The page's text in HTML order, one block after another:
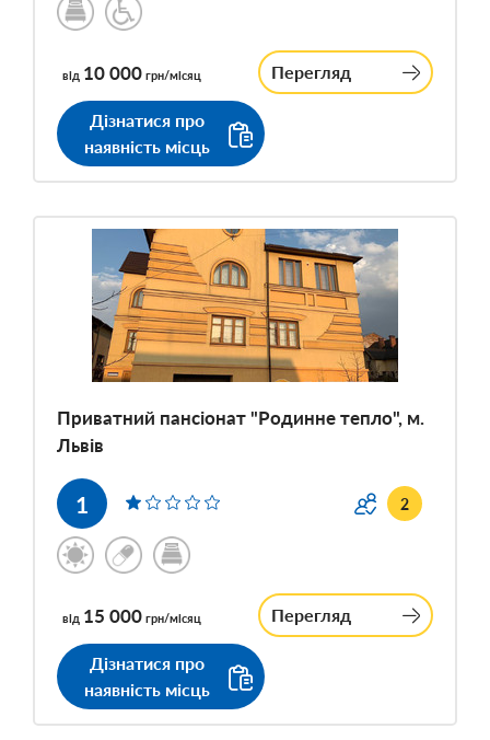
від 10 000 грн/місяц Перегляд
Дізнатися про
наявність місць
Приватний пансіонат "Родинне тепло", м.
Львів
1 2
від 15 000 грн/місяц Перегляд
Дізнатися про
наявність місць